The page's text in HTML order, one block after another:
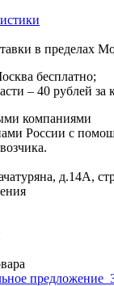
в пределах
бесплатно;
– 40 рублей
компаниями
России с
д.14А,
предложение